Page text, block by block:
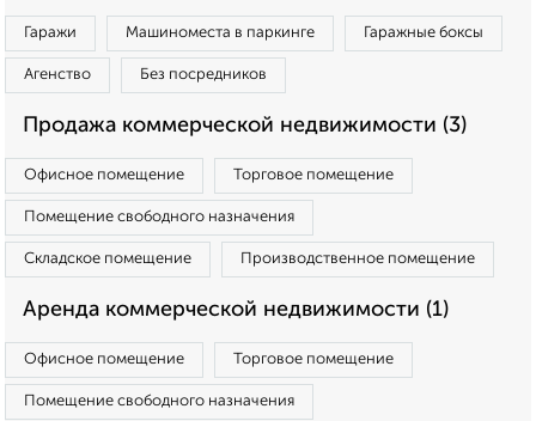
Гаражи Машиноместа в паркинге Гаражные боксы
Агенство Без посредников
Продажа коммерческой недвижимости (3)
Офисное помещение Торговое помещение
Помещение свободного назначения
Складское помещение Производственное помещение
Аренда коммерческой недвижимости (1)
Офисное помещение Торговое помещение
Помещение свободного назначения